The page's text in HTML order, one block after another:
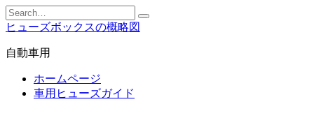
Skip
to
content
Search
for:
ヒューズボックスの概略図
自動車用
ホームページ
車用ヒューズガイド